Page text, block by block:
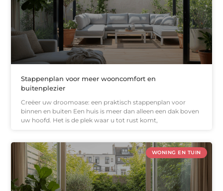
Stappenplan voor meer wooncomfort en
buitenplezier
Creëer uw droomoase: een praktisch stappenplan voor
binnen en buiten Een huis is meer dan alleen een dak boven
uw hoofd. Het is de plek waar u tot rust komt,
WONING EN TUIN